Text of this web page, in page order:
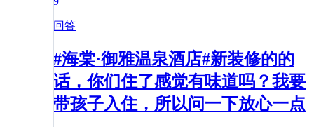
回答
#海棠·御雅温泉酒店#新装修的的
话，你们住了感觉有味道吗？我要
带孩子入住，所以问一下放心一点